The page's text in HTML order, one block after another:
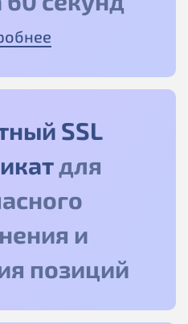
SSL
для
и
позиций